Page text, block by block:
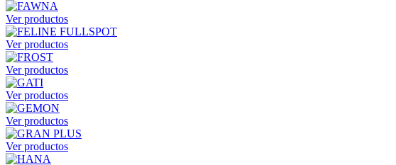
Ver productos
Ver productos
Ver productos
Ver productos
Ver productos
Ver productos